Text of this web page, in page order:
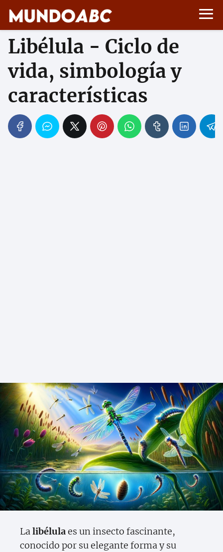
Libélula - Ciclo de
vida, simbología y
características
Lalibélulaes un insecto fascinante,
conocido por su elegante forma y su